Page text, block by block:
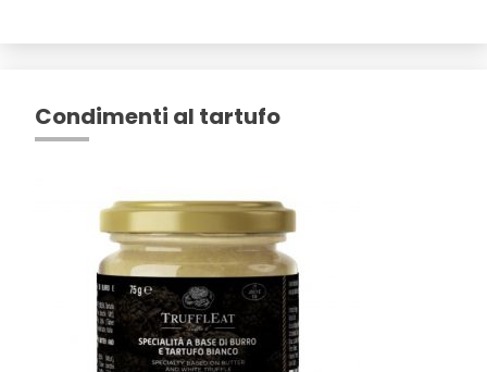
Condimenti al tartufo